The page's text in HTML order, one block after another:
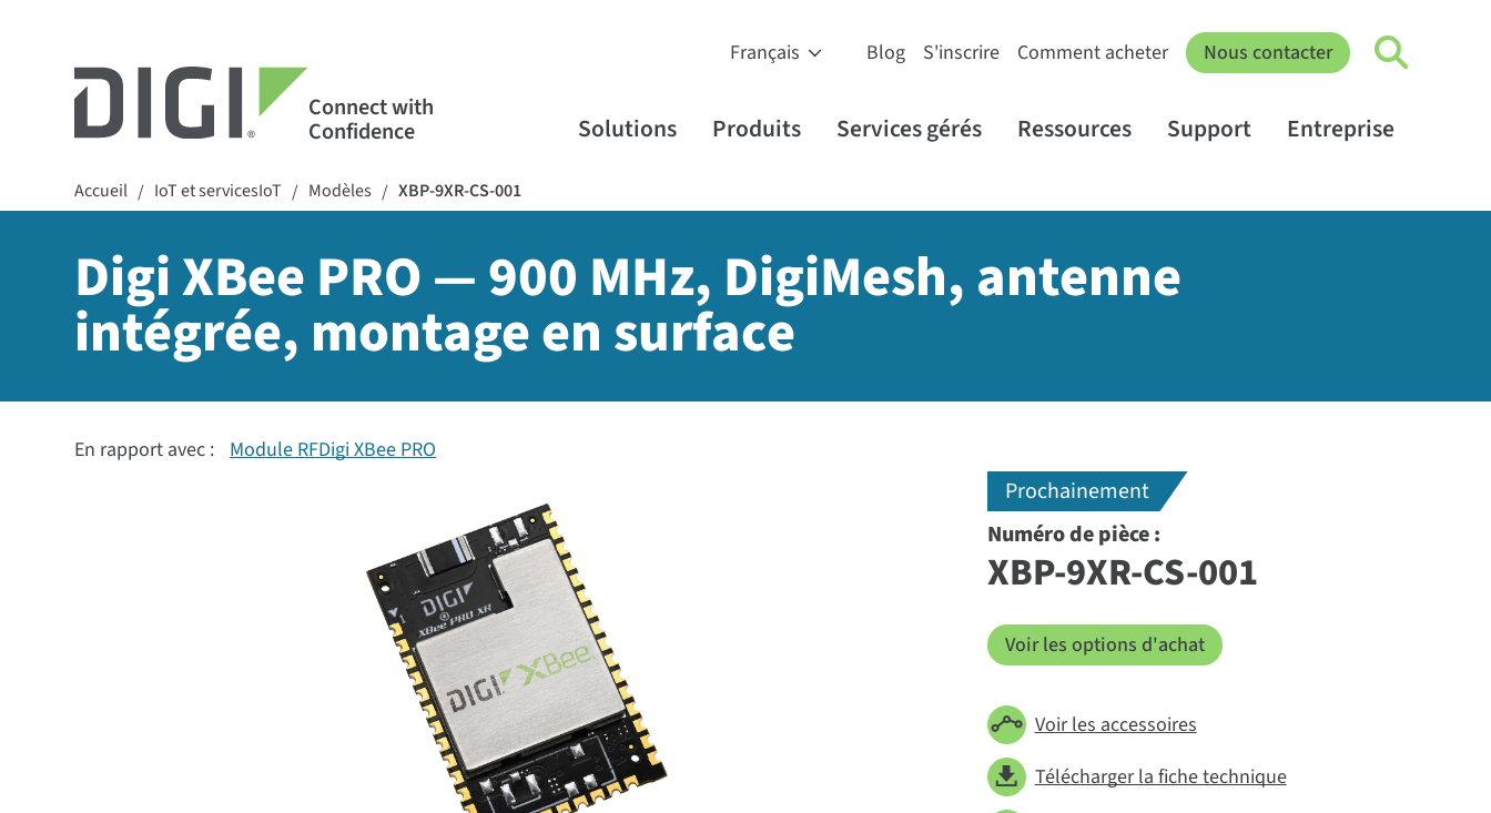
Connect with
Confidence
Blog S'inscrire Comment acheter Nous contacter
Solutions Produits Services gérés Ressources Support Entreprise
Accueil / IoT et servicesIoT / Modèles / XBP-9XR-CS-001
Digi XBee PRO — 900 MHz, DigiMesh, antenne
intégrée, montage en surface
En rapport avec : Module RFDigi XBee PRO
Prochainement
Numéro de pièce :
XBP-9XR-CS-001
Voir les options d'achat
Voir les accessoires
Télécharger la fiche technique